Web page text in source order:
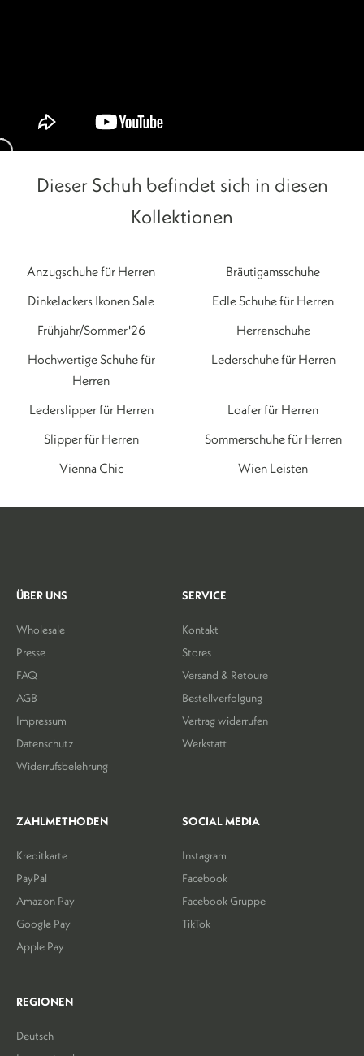
Dieser Schuh befindet sich in diesen
Kollektionen
Anzugschuhe für Herren
Bräutigamsschuhe
Dinkelackers Ikonen Sale
Edle Schuhe für Herren
Frühjahr/Sommer'26
Herrenschuhe
Hochwertige Schuhe für
Herren
Lederschuhe für Herren
Lederslipper für Herren
Loafer für Herren
Slipper für Herren
Sommerschuhe für Herren
Vienna Chic
Wien Leisten
ÜBER UNS
Wholesale
Presse
FAQ
AGB
Impressum
Datenschutz
Widerrufsbelehrung
SERVICE
Kontakt
Stores
Versand & Retoure
Bestellverfolgung
Vertrag widerrufen
Werkstatt
ZAHLMETHODEN
Kreditkarte
PayPal
Amazon Pay
Google Pay
Apple Pay
SOCIAL MEDIA
Instagram
Facebook
Facebook Gruppe
TikTok
REGIONEN
Deutsch